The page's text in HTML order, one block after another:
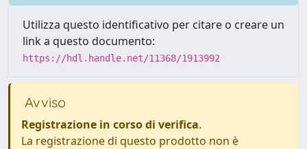
Utilizza questo identificativo per citare o creare un
link a questo documento:
https://hdl.handle.net/11368/1913992
Avviso
Registrazione in corso di verifica.
La registrazione di questo prodotto non è